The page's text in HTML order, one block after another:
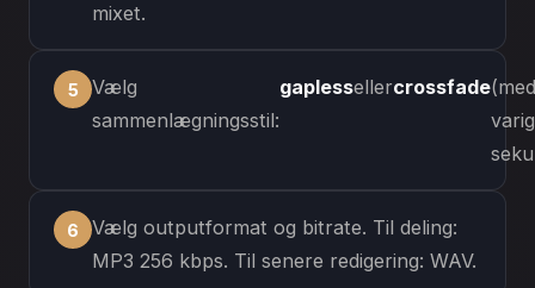
mixet.
Vælg
sammenlægningsstil:
gaplessellercrossfade(med
Vælg outputformat og bitrate. Til deling:
MP3 256 kbps. Til senere redigering: WAV.